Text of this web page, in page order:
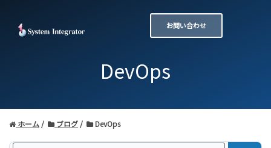
お問い合わせ
DevOps
ホーム ブログ DevOps